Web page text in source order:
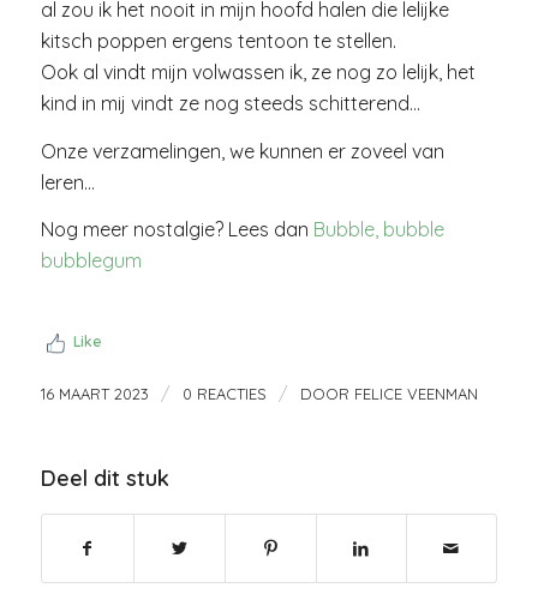
al zou ik het nooit in mijn hoofd halen die lelijke
kitsch poppen ergens tentoon te stellen.
Ook al vindt mijn volwassen ik, ze nog zo lelijk, het
kind in mij vindt ze nog steeds schitterend…
Onze verzamelingen, we kunnen er zoveel van
leren…
Nog meer nostalgie? Lees dan Bubble, bubble
bubblegum
Like
16 MAART 2023 / 0 REACTIES / DOOR FELICE VEENMAN
Deel dit stuk